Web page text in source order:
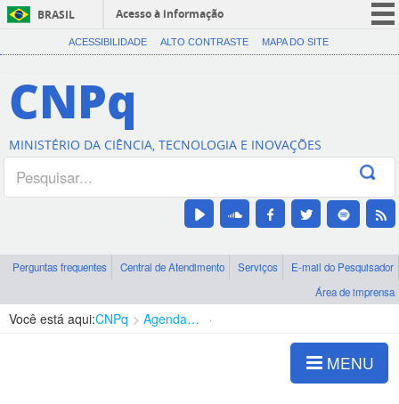
BRASIL
Acesso à informação
CORONAVÍRUS (COVID-19)
Canais
ACESSIBILIDADE ALTO CONTRASTE MAPA DO SITE
CNPq
MINISTÉRIO DA CIÊNCIA, TECNOLOGIA E INOVAÇÕES
Perguntas frequentes Central de Atendimento Serviços
E-mail do Pesquisador
Área de imprensa
Você está aqui:CNPq Agenda de autoridades
MENU